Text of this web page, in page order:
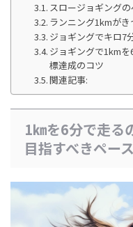
スロージョギング
ランニング1kmが
ジョギングでキロ7
ジョギングで1km
標達成のコツ
関連記事:
1㎞を6分で走る
目指すべきペー